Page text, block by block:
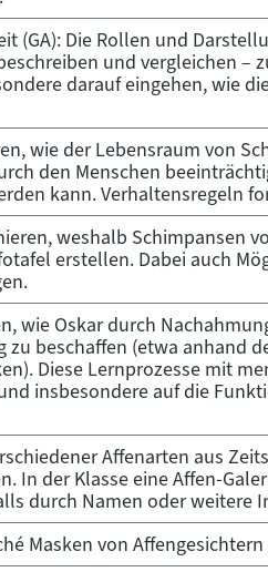
(GA): Die Rollen und
und vergleichen –
darauf eingehen, wie
wie der Lebensraum von
den Menschen
kann. Verhaltensregeln
weshalb Schimpansen
erstellen. Dabei auch
wie Oskar durch
zu beschaffen (etwa anhand
Diese Lernprozesse mit
insbesondere auf die
Affenarten aus
In der Klasse eine Affen-
durch Namen oder weitere
Masken von